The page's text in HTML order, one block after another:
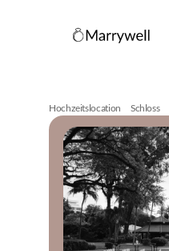
Hochzeitslocation Schloss